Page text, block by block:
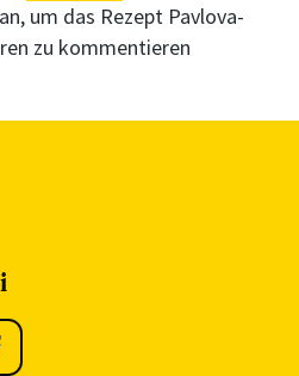
um das Rezept Pavlova-
zu kommentieren